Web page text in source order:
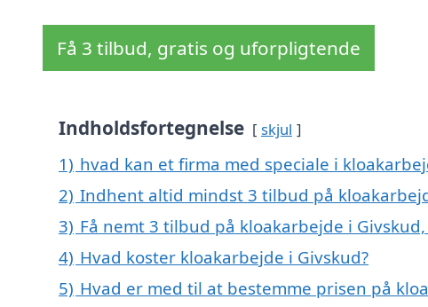
Få 3 tilbud, gratis og uforpligtende
Indholdsfortegnelse skjul
1) hvad kan et firma med speciale i
2) Indhent altid mindst 3 tilbud på
3) Få nemt 3 tilbud på kloakarbejde i
4) Hvad koster kloakarbejde i Givskud?
5) Hvad er med til at bestemme prisen på